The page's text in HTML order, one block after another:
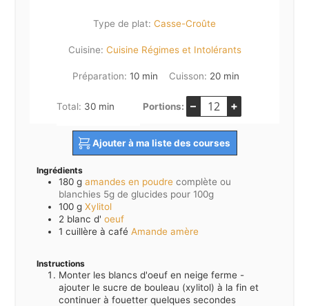
Type de plat: Casse-Croûte
Cuisine: Cuisine Régimes et Intolérants
Préparation: 10minutes
min Cuisson: 20minutes
min
Total: 30minutes
min Portions: – +
Ajouter à ma liste des courses
Ingrédients
180 g amandes en poudre complète ou
blanchies 5g de glucides pour 100g
100 g Xylitol
2 blanc d' oeuf
1 cuillère à café Amande amère
Instructions
Monter les blancs d'oeuf en neige ferme -
ajouter le sucre de bouleau (xylitol) à la fin et
continuer à fouetter quelques secondes